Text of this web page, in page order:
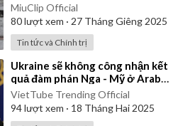
MiuClip Official
80lượt xem · 27 Tháng Giêng 2025
Tin tức và Chính trị
⁣Ukraine sẽ không công nhận kết
quả đàm phán Nga - Mỹ ở Arab
Saudi
VietTube Trending Official
94lượt xem · 18 Tháng Hai 2025